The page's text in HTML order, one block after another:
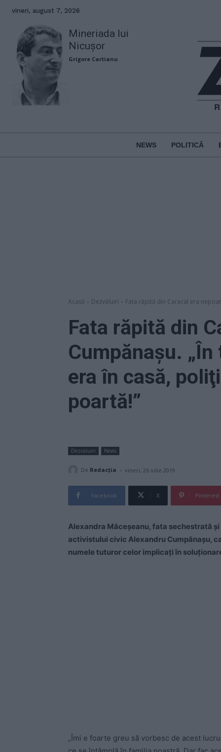
vineri, august 7, 2026
Mineriada lui
Nicușor
Grigore Cartianu
NEWS POLITICĂ
Acasă Dezvăluiri Fata răpită din Caracal era
Fata răpită din
Cumpănaşu.
era în casă,
poartă!”
Dezvăluiri News
De Redacţia - vineri, 26 iulie 2019
Facebook X Pinterest
Alexandra Măceşeanu, fata sechestrată
activistului civic Alexandru Cumpănaşu,
numele tuturor celor implicaţi în
„Îmi e foarte greu să vorbesc de acest